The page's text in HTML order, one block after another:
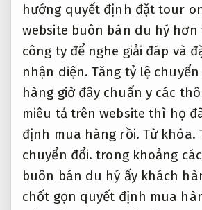
hướng quyết định đặt tour
website buôn bán du hý hơn
công ty để nghe giải đáp và
nhận diện. Tăng tỷ lệ chuyển
hàng giờ đây chuẩn y các
miêu tả trên website thì họ
định mua hàng rồi. Từ khóa.
chuyển đổi. trong khoảng
buôn bán du hý ấy khách
chốt gọn quyết định mua